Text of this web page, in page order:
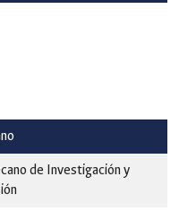
de Investigación y